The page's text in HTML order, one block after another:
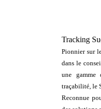
Tracking
Pionnier sur
dans le
une gamme
traçabilité, le
Reconnue